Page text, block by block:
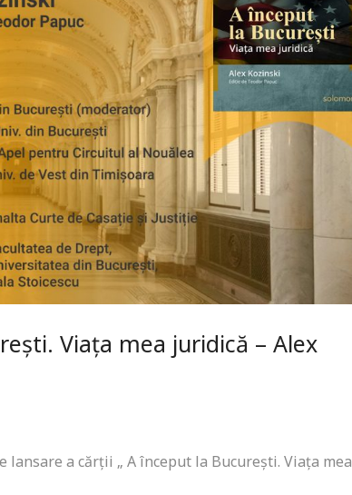
Viața mea juridică – Alex
a cărții „ A început la București. Viața mea